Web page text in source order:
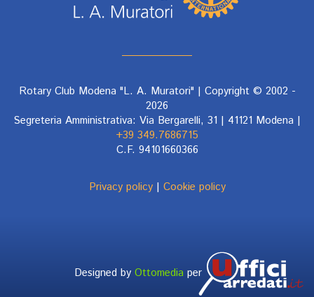
Rotary Club Modena "L. A. Muratori" | Copyright © 2002 -
2026
Segreteria Amministrativa: Via Bergarelli, 31 | 41121 Modena |
+39 349.7686715
C.F. 94101660366
Privacy policy| Cookie policy
Designed by Ottomedia per